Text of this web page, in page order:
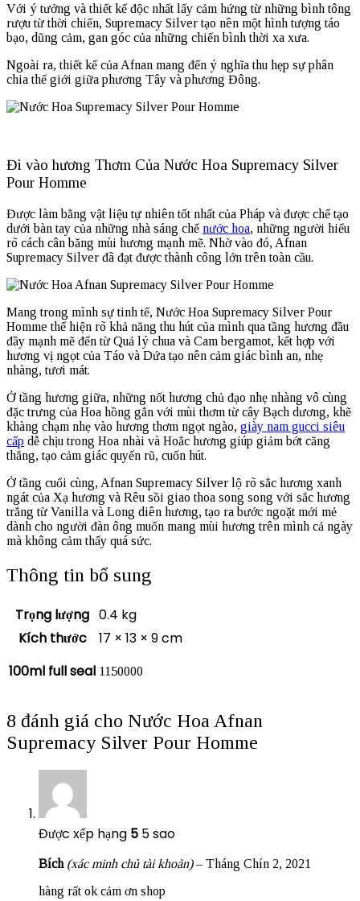
Với ý tưởng và thiết kế độc nhất lấy cảm hứng từ những bình tông
rượu từ thời chiến, Supremacy Silver tạo nên một hình tượng táo
bạo, dũng cảm, gan góc của những chiến bình thời xa xưa.
Ngoài ra, thiết kế của Afnan mang đến ý nghĩa thu hẹp sự phân
chia thế giới giữa phương Tây và phương Đông.
Đi vào hương Thơm Của Nước Hoa Supremacy Silver
Pour Homme
Được làm bằng vật liệu tự nhiên tốt nhất của Pháp và được chế tạo
dưới bàn tay của những nhà sáng chế nước hoa, những người hiểu
rõ cách cân băng mùi hương mạnh mẽ. Nhờ vào đó, Afnan
Supremacy Silver đã đạt được thành công lớn trên toàn cầu.
Mang trong mình sự tinh tế, Nước Hoa Supremacy Silver Pour
Homme thể hiện rõ khả năng thu hút của mình qua tầng hương đầu
đầy mạnh mẽ đến từ Quả lý chua và Cam bergamot, kết hợp với
hương vị ngọt của Táo và Dứa tạo nên cảm giác bình an, nhẹ
nhàng, tươi mát.
Ở tầng hương giữa, những nốt hương chủ đạo nhẹ nhàng vô cùng
đặc trưng của Hoa hồng gắn với mùi thơm từ cây Bạch dương, khẽ
khàng chạm nhẹ vào hương thơm ngọt ngào, giày nam gucci siêu
cấp dễ chịu trong Hoa nhài và Hoắc hương giúp giảm bớt căng
thẳng, tạo cảm giác quyến rũ, cuốn hút.
Ở tầng cuối cùng, Afnan Supremacy Silver lộ rõ sắc hương xanh
ngát của Xạ hương và Rêu sồi giao thoa song song với sắc hương
trắng từ Vanilla và Long diên hương, tạo ra bước ngoặt mới mẻ
dành cho người đàn ông muốn mang mùi hương trên mình cả ngày
mà không cảm thấy quá sức.
Thông tin bổ sung
Trọng lượng 0.4 kg
Kích thước
17 × 13 × 9 cm
100ml full seal 1150000
8 đánh giá cho Nước Hoa Afnan
Supremacy Silver Pour Homme
Được xếp hạng 5 5 sao
Bích (xác minh chủ tài khoản) – Tháng Chín 2, 2021
hàng rất ok cảm ơn shop